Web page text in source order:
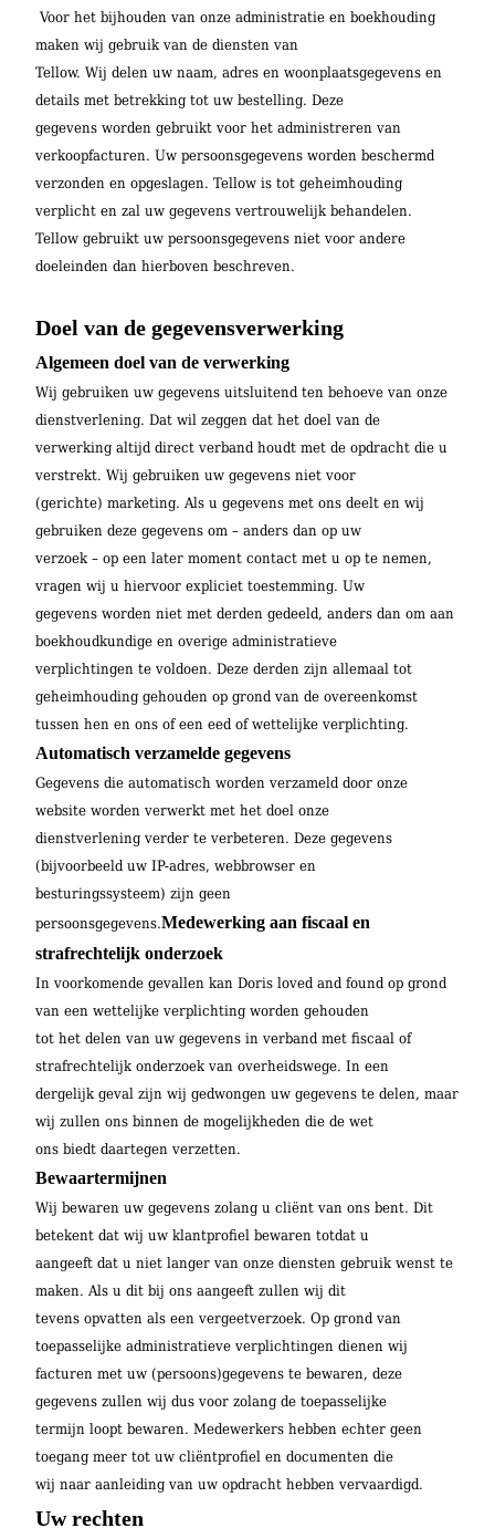
Voor het bijhouden van onze administratie en boekhouding
maken wij gebruik van de diensten van
Tellow. Wij delen uw naam, adres en woonplaatsgegevens en
details met betrekking tot uw bestelling. Deze
gegevens worden gebruikt voor het administreren van
verkoopfacturen. Uw persoonsgegevens worden beschermd
verzonden en opgeslagen. Tellow is tot geheimhouding
verplicht en zal uw gegevens vertrouwelijk behandelen.
Tellow gebruikt uw persoonsgegevens niet voor andere
doeleinden dan hierboven beschreven.
Doel van de gegevensverwerking
Algemeen doel van de verwerking
Wij gebruiken uw gegevens uitsluitend ten behoeve van onze
dienstverlening. Dat wil zeggen dat het doel van de
verwerking altijd direct verband houdt met de opdracht die u
verstrekt. Wij gebruiken uw gegevens niet voor
(gerichte) marketing. Als u gegevens met ons deelt en wij
gebruiken deze gegevens om – anders dan op uw
verzoek – op een later moment contact met u op te nemen,
vragen wij u hiervoor expliciet toestemming. Uw
gegevens worden niet met derden gedeeld, anders dan om aan
boekhoudkundige en overige administratieve
verplichtingen te voldoen. Deze derden zijn allemaal tot
geheimhouding gehouden op grond van de overeenkomst
tussen hen en ons of een eed of wettelijke verplichting.
Automatisch verzamelde gegevens
Gegevens die automatisch worden verzameld door onze
website worden verwerkt met het doel onze
dienstverlening verder te verbeteren. Deze gegevens
(bijvoorbeeld uw IP-adres, webbrowser en
besturingssysteem) zijn geen
persoonsgegevens.Medewerking aan fiscaal en
strafrechtelijk onderzoek
In voorkomende gevallen kan Doris loved and found op grond
van een wettelijke verplichting worden gehouden
tot het delen van uw gegevens in verband met fiscaal of
strafrechtelijk onderzoek van overheidswege. In een
dergelijk geval zijn wij gedwongen uw gegevens te delen, maar
wij zullen ons binnen de mogelijkheden die de wet
ons biedt daartegen verzetten.
Bewaartermijnen
Wij bewaren uw gegevens zolang u cliënt van ons bent. Dit
betekent dat wij uw klantprofiel bewaren totdat u
aangeeft dat u niet langer van onze diensten gebruik wenst te
maken. Als u dit bij ons aangeeft zullen wij dit
tevens opvatten als een vergeetverzoek. Op grond van
toepasselijke administratieve verplichtingen dienen wij
facturen met uw (persoons)gegevens te bewaren, deze
gegevens zullen wij dus voor zolang de toepasselijke
termijn loopt bewaren. Medewerkers hebben echter geen
toegang meer tot uw cliëntprofiel en documenten die
wij naar aanleiding van uw opdracht hebben vervaardigd.
Uw rechten